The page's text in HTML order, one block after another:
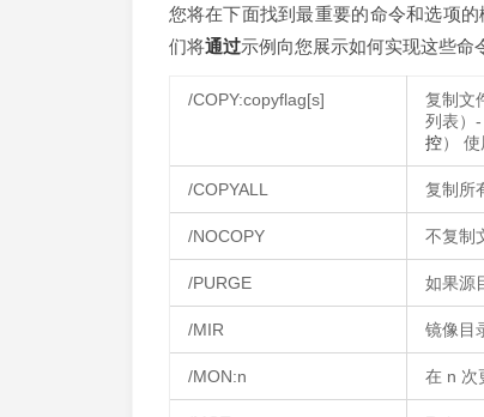
您将在下面找到最重要的命令和选项
们将通过示例向您展示如何实现这些命
/COPY:copyflag[s] 复制文
列表）
控） 使
/COPYALL 复制所
/NOCOPY 不复制
/PURGE 如果源
/MIR 镜像目
/MON:n 在 n 次